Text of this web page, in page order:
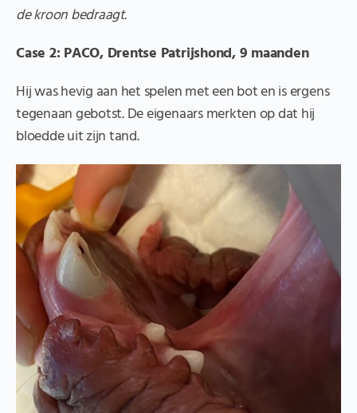
de kroon bedraagt.
Case 2: PACO, Drentse Patrijshond, 9 maanden
Hij was hevig aan het spelen met een bot en is ergens
tegenaan gebotst. De eigenaars merkten op dat hij
bloedde uit zijn tand.